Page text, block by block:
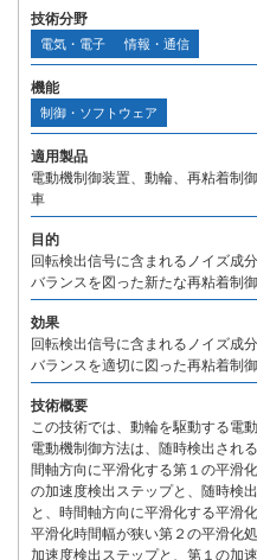
技術分野
電気・電子 情報・通信
機能
制御・ソフトウェア
適用製品
電動機制御装置、動輪、再粘着制
車
目的
回転検出信号に含まれるノイズ成
バランスを図った新たな再粘着制御
効果
回転検出信号に含まれるノイズ成
バランスを適切に図った再粘着制御
技術概要
この技術では、動輪を駆動する電
電動機制御方法は、随時検出され
間軸方向に平滑化する第１の平滑
の加速度検出ステップと、随時検
と、時間軸方向に平滑化する平滑
平滑化時間幅が狭い第２の平滑化
加速度検出ステップと、第１の加